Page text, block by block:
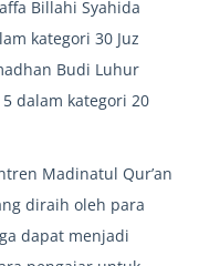
Billahi Syahida
kategori 30 Juz
Budi Luhur
dalam kategori 20
Madinatul Qur’an
diraih oleh para
dapat menjadi